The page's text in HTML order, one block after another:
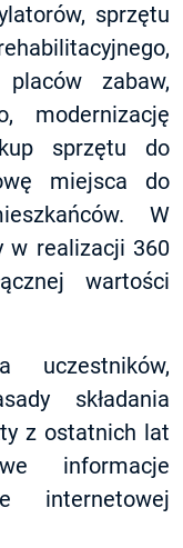
sprzętu
zabaw,
modernizację
sprzętu do
miejsca do
W
w realizacji 360
wartości
uczestników,
składania
z ostatnich lat
informacje
internetowej